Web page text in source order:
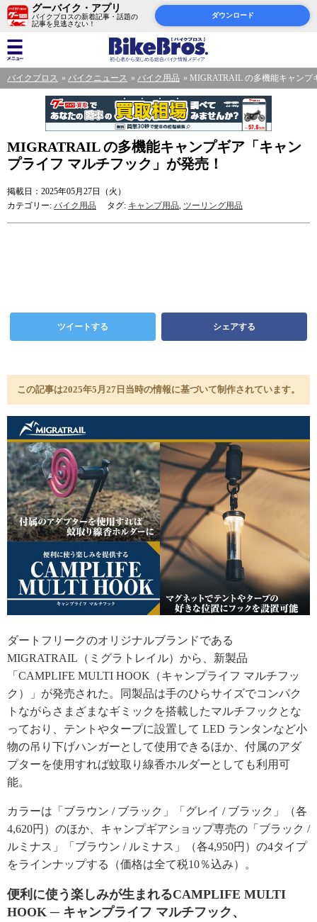
グーバイク・アプリ
バイクブロスの新着記事・話題の
記事を見逃さない！
ダウンロード
バイクブロス バイクニュース バイク用品 MIGRATRAIL の多機能キャンプ
MIGRATRAIL の多機能キャンプギア「キャン
プライフ マルチフック」が発売！
掲載日：2025年05月27日（火）
カテゴリー: バイク用品 タグ: キャンプ用品, ツーリング用品
ツイートする シェアする
この記事は2025年5月27日当時の情報に基づいて制作されています。
ダートフリークのオリジナルブランドである
MIGRATRAIL（ミグラトレイル）から、新製品
「CAMPLIFE MULTI HOOK（キャンプライフ マルチフッ
ク）」が発売された。同製品は手のひらサイズでコンパク
トながらさまざまなギミックを搭載したマルチフックとな
っており、テントやタープに設置して LED ランタンなど小
物の吊り下げハンガーとして使用できるほか、付属のアダ
プターを使用すれば蚊取り線香ホルダーとしても利用可
能。
カラーは「ブラウン / ブラック」「グレイ / ブラック」（各
4,620円）のほか、キャンプギアショップ専売の「ブラック /
ルミナス」「ブラウン / ルミナス」（各4,950円）の4タイプ
をラインナップする（価格は全て税10％込み）。
便利に使う楽しみが生まれるCAMPLIFE MULTI
HOOK ─ キャンプライフ マルチフック、